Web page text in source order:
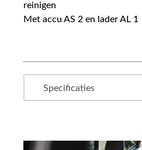
reinigen
Met accu AS 2 en lader AL 1